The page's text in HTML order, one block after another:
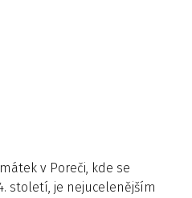
v Poreči, kde se
století, je nejucelenějším